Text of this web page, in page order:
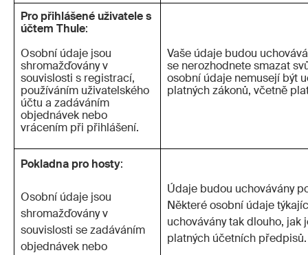
Pro přihlášené uživatele s
účtem Thule:
Osobní údaje jsou
shromažďovány v
souvislosti s registrací,
používáním uživatelského
účtu a zadáváním
objednávek nebo
vrácením při přihlášení.
Vaše údaje budou
se nerozhodnete smazat
osobní údaje nemusejí být
platných zákonů, včetně
Pokladna pro hosty:
Osobní údaje jsou
shromažďovány v
souvislosti se zadáváním
objednávek nebo
Údaje budou uchovávány
Některé osobní údaje
uchovávány tak dlouho, jak
platných účetních předpisů.